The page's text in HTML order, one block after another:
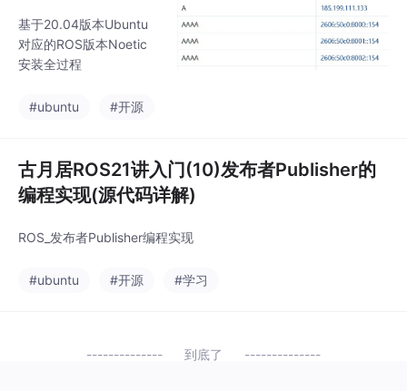
maze.world文件。创建
完成后可将环境模型置
于功能包的world文件夹
基于20.04版本Ubuntu
对应的ROS版本Noetic
安装全过程
#ubuntu #开源
古月居ROS21讲入门(10)发布者Publisher的
编程实现(源代码详解)
ROS_发布者Publisher编程实现
#ubuntu #开源 #学习
到底了